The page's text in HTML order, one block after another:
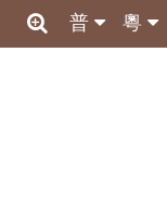
粵
普